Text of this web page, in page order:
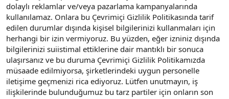
dolaylı reklamlar ve/veya pazarlama kampanyalarında
kullanılamaz. Onlara bu Çevrimiçi Gizlilik Politikasında tarif
edilen durumlar dışında kişisel bilgilerinizi kullanmaları için
herhangi bir izin vermiyoruz. Bu yüzden, eğer izniniz dışında
bilgilerinizi suiistimal ettiklerine dair mantıklı bir sonuca
ulaşırsanız ve bu duruma Çevrimiçi Gizlilik Politikamızda
müsaade edilmiyorsa, şirketlerindeki uygun personelle
iletişime geçmenizi rica ediyoruz. Lütfen unutmayın, iş
ilişkilerinde bulunduğumuz bu tarz partiler için onların son